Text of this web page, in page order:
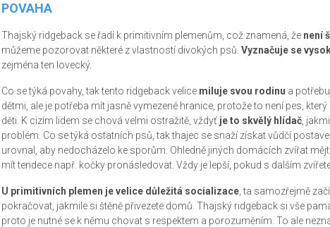
POVAHA
Thajský ridgeback se řadí k primitivním plemenům, což znamená, že není
můžeme pozorovat některé z vlastností divokých psů. Vyznačuje se
zejména ten lovecký.
Co se týká povahy, tak tento ridgeback velice miluje svou rodinu a
dětmi, ale je potřeba mít jasně vymezené hranice, protože to není pes,
děti. K cizím lidem se chová velmi ostražitě, vždyť je to skvělý hlídač,
problém. Co se týká ostatních psů, tak thajec se snaží získat vůdčí
urovnal, aby nedocházelo ke sporům. Ohledně jiných domácích zvířat
mít tendece např. kočky pronásledovat. Vždy je lepší, pokud s dalším
U primitivních plemen je velice důležitá socializace, ta samozřejmě
pokračovat, jakmile si štěně přivezete domů. Thajský ridgeback si vše
proto je nutné se k němu chovat s respektem a porozuměním. To ale